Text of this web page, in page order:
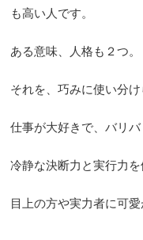
も高い人です。
ある意味、人格も２つ。
それを、巧みに使い分け
仕事が大好きで、バリバ
冷静な決断力と実行力を
目上の方や実力者に可愛